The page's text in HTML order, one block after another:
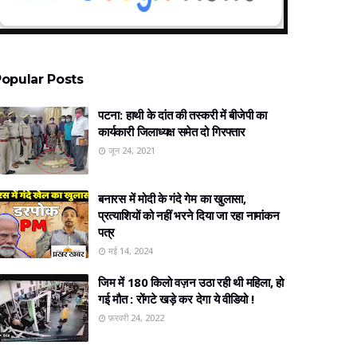
Posts
पटना: हाथी के दांत की तस्करी में बीजेपी का
कार्यकारी जिलाध्यक्ष समेत दो गिरफ्तार
जून 24, 2021
बनारस में मोदी के गंदे गेम का खुलासा,
प्रत्‍याशियों को नहीं भरने दिया जा रहा नामांकन
पत्र
मई 14, 2024
जिम में 180 किलो वज़न उठा रही थी महिला, हो
गई मौत : रोंगटे खड़े कर देगा ये वीडियो !
फ़रवरी 24, 2022